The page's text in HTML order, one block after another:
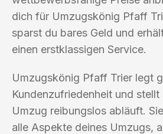
dich für Umzugskönig Pfaff
sparst du bares Geld und
einen erstklassigen Service.
Umzugskönig Pfaff Trier legt
Kundenzufriedenheit und stellt
Umzug reibungslos abläuft.
alle Aspekte deines Umzugs,